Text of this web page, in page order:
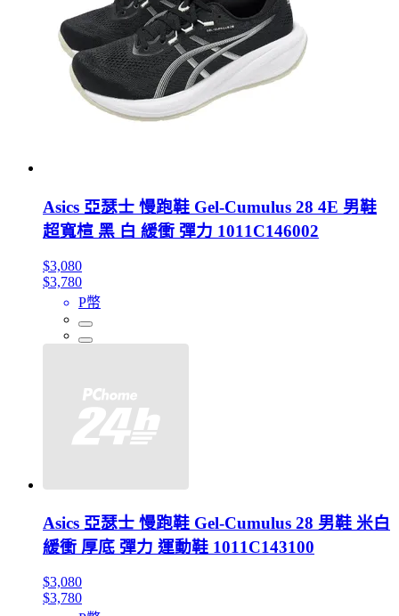
Asics 亞瑟士 慢跑鞋 Gel-Cumulus 28 4E 男鞋
超寬楦 黑 白 緩衝 彈力 1011C146002
$3,080
$3,780
P幣
Asics 亞瑟士 慢跑鞋 Gel-Cumulus 28 男鞋 米白
緩衝 厚底 彈力 運動鞋 1011C143100
$3,080
$3,780